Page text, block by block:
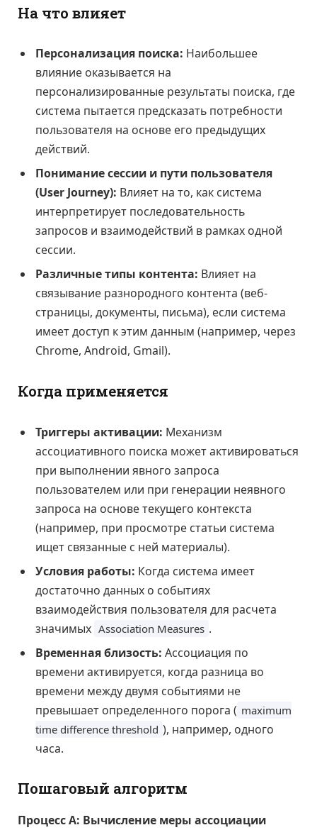
На что влияет
Персонализация поиска: Наибольшее
влияние оказывается на
персонализированные результаты поиска, где
система пытается предсказать потребности
пользователя на основе его предыдущих
действий.
Понимание сессии и пути пользователя
(User Journey): Влияет на то, как система
интерпретирует последовательность
запросов и взаимодействий в рамках одной
сессии.
Различные типы контента: Влияет на
связывание разнородного контента (веб-
страницы, документы, письма), если система
имеет доступ к этим данным (например, через
Chrome, Android, Gmail).
Когда применяется
Триггеры активации: Механизм
ассоциативного поиска может активироваться
при выполнении явного запроса
пользователем или при генерации неявного
запроса на основе текущего контекста
(например, при просмотре статьи система
ищет связанные с ней материалы).
Условия работы: Когда система имеет
достаточно данных о событиях
взаимодействия пользователя для расчета
значимых Association Measures .
Временная близость: Ассоциация по
времени активируется, когда разница во
времени между двумя событиями не
превышает определенного порога ( maximum
time difference threshold ), например, одного
часа.
Пошаговый алгоритм
Процесс А: Вычисление меры ассоциации